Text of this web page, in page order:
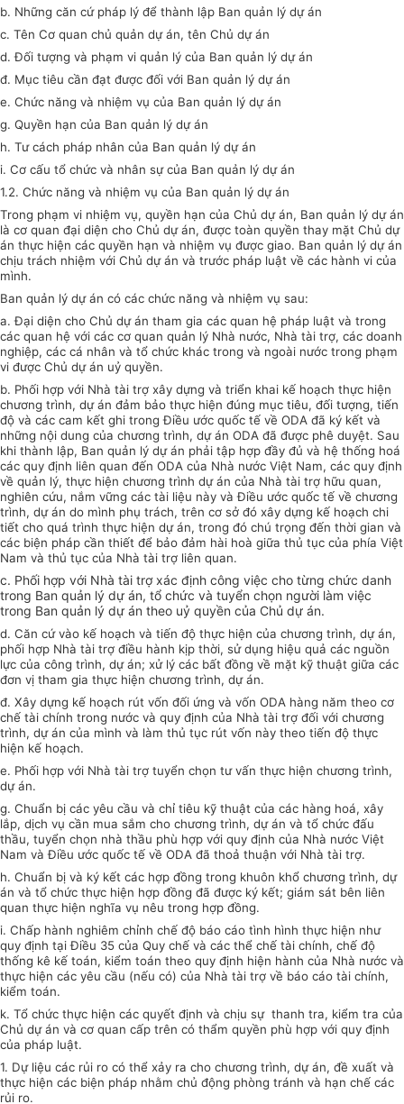
b. Những căn cứ pháp lý để thành lập Ban quản lý dự án
c. Tên Cơ quan chủ quản dự án, tên Chủ dự án
d. Đối tượng và phạm vi quản lý của Ban quản lý dự án
đ. Mục tiêu cần đạt được đối với Ban quản lý dự án
e. Chức năng và nhiệm vụ của Ban quản lý dự án
g. Quyền hạn của Ban quản lý dự án
h. Tư cách pháp nhân của Ban quản lý dự án
i. Cơ cấu tổ chức và nhân sự của Ban quản lý dự án
1.2. Chức năng và nhiệm vụ của Ban quản lý dự án
Trong phạm vi nhiệm vụ, quyền hạn của Chủ dự án, Ban quản lý dự án
là cơ quan đại diện cho Chủ dự án, được toàn quyền thay mặt Chủ dự
án thực hiện các quyền hạn và nhiệm vụ được giao. Ban quản lý dự án
chịu trách nhiệm với Chủ dự án và trước pháp luật về các hành vi của
mình.
Ban quản lý dự án có các chức năng và nhiệm vụ sau:
a. Đại diện cho Chủ dự án tham gia các quan hệ pháp luật và trong
các quan hệ với các cơ quan quản lý Nhà nước, Nhà tài trợ, các doanh
nghiệp, các cá nhân và tổ chức khác trong và ngoài nước trong phạm
vi được Chủ dự án uỷ quyền.
b. Phối hợp với Nhà tài trợ xây dựng và triển khai kế hoạch thực hiện
chương trình, dự án đảm bảo thực hiện đúng mục tiêu, đối tượng, tiến
độ và các cam kết ghi trong Điều ước quốc tế về ODA đã ký kết và
những nội dung của chương trình, dự án ODA đã được phê duyệt. Sau
khi thành lập, Ban quản lý dự án phải tập hợp đầy đủ và hệ thống hoá
các quy định liên quan đến ODA của Nhà nước Việt Nam, các quy định
về quản lý, thực hiện chương trình dự án của Nhà tài trợ hữu quan,
nghiên cứu, nắm vững các tài liệu này và Điều ước quốc tế về chương
trình, dự án do mình phụ trách, trên cơ sở đó xây dựng kế hoạch chi
tiết cho quá trình thực hiện dự án, trong đó chú trọng đến thời gian và
các biện pháp cần thiết để bảo đảm hài hoà giữa thủ tục của phía Việt
Nam và thủ tục của Nhà tài trợ liên quan.
c. Phối hợp với Nhà tài trợ xác định công việc cho từng chức danh
trong Ban quản lý dự án, tổ chức và tuyển chọn người làm việc
trong Ban quản lý dự án theo uỷ quyền của Chủ dự án.
d. Căn cứ vào kế hoạch và tiến độ thực hiện của chương trình, dự án,
phối hợp Nhà tài trợ điều hành kịp thời, sử dụng hiệu quả các nguồn
lực của công trình, dự án; xử lý các bất đồng về mặt kỹ thuật giữa các
đơn vị tham gia thực hiện chương trình, dự án.
đ. Xây dựng kế hoạch rút vốn đối ứng và vốn ODA hàng năm theo cơ
chế tài chính trong nước và quy định của Nhà tài trợ đối với chương
trình, dự án của mình và làm thủ tục rút vốn này theo tiến độ thực
hiện kế hoạch.
e. Phối hợp với Nhà tài trợ tuyển chọn tư vấn thực hiện chương trình,
dự án.
g. Chuẩn bị các yêu cầu và chỉ tiêu kỹ thuật của các hàng hoá, xây
lắp, dịch vụ cần mua sắm cho chương trình, dự án và tổ chức đấu
thầu, tuyển chọn nhà thầu phù hợp với quy định của Nhà nước Việt
Nam và Điều ước quốc tế về ODA đã thoả thuận với Nhà tài trợ.
h. Chuẩn bị và ký kết các hợp đồng trong khuôn khổ chương trình, dự
án và tổ chức thực hiện hợp đồng đã được ký kết; giám sát bên liên
quan thực hiện nghĩa vụ nêu trong hợp đồng.
i. Chấp hành nghiêm chỉnh chế độ báo cáo tình hình thực hiện như
quy định tại Điều 35 của Quy chế và các thể chế tài chính, chế độ
thống kê kế toán, kiểm toán theo quy định hiện hành của Nhà nước và
thực hiện các yêu cầu (nếu có) của Nhà tài trợ về báo cáo tài chính,
kiểm toán.
k. Tổ chức thực hiện các quyết định và chịu sự thanh tra, kiểm tra của
Chủ dự án và cơ quan cấp trên có thẩm quyền phù hợp với quy định
của pháp luật.
1. Dự liệu các rủi ro có thể xảy ra cho chương trình, dự án, đề xuất và
thực hiện các biện pháp nhằm chủ động phòng tránh và hạn chế các
rủi ro.